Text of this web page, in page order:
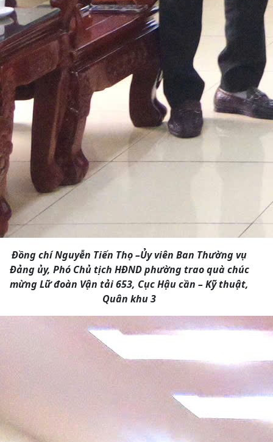
Đồng chí Nguyễn Tiến Thọ –Ủy viên Ban Thường vụ
Đảng ủy, Phó Chủ tịch HĐND phường trao quà chúc
mừng Lữ đoàn Vận tải 653, Cục Hậu cần – Kỹ thuật,
Quân khu 3